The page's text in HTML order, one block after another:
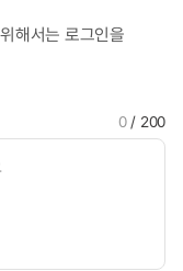
해서는 로그인을
0/ 200